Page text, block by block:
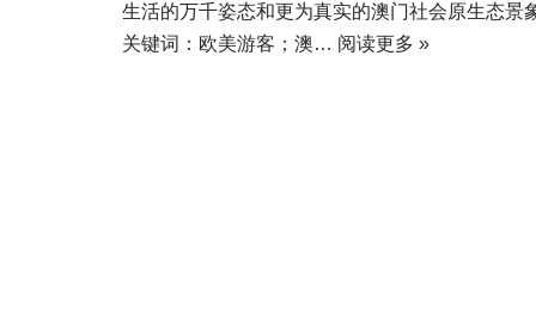
生活的万千姿态和更为真实的澳门社会原生态景
关键词：欧美游客；澳… 阅读更多 »